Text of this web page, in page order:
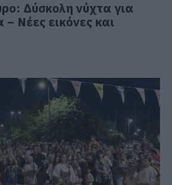
Δύσκολη νύχτα για
Νέες εικόνες και